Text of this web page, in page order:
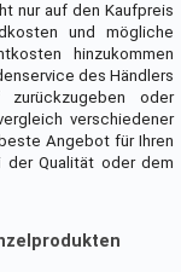
nur auf den Kaufpreis
und mögliche
hinzukommen
des Händlers
oder
verschiedener
Angebot für Ihren
der Qualität oder dem